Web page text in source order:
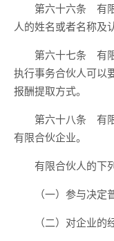
第六十六条 有限
人的姓名或者名称及
第六十七条 有限
执行事务合伙人可以
报酬提取方式。
第六十八条 有限
有限合伙企业。
有限合伙人的下列
（一）参与决定普
（二）对企业的经